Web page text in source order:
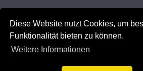
Diese Website nutzt Cookies, um
Funktionalität bieten zu können.
Weitere Informationen
Navigation
Previous-=[Nation-